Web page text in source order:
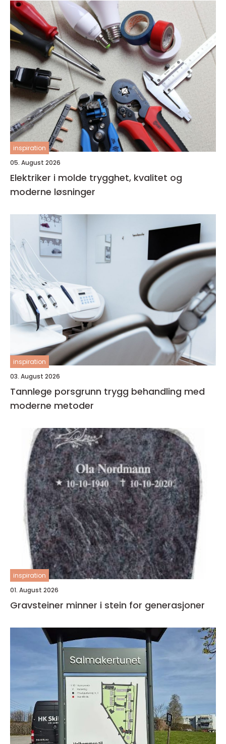
inspiration
05. August 2026
Elektriker i molde trygghet, kvalitet og
moderne løsninger
inspiration
03. August 2026
Tannlege porsgrunn trygg behandling med
moderne metoder
inspiration
01. August 2026
Gravsteiner minner i stein for generasjoner